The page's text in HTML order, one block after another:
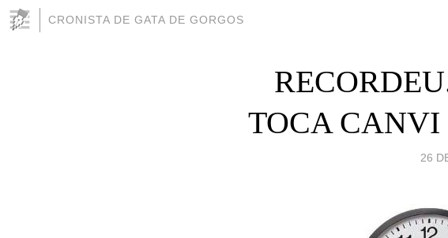
CRONISTA DE GATA DE GORGOS
TOCA CANVI
26